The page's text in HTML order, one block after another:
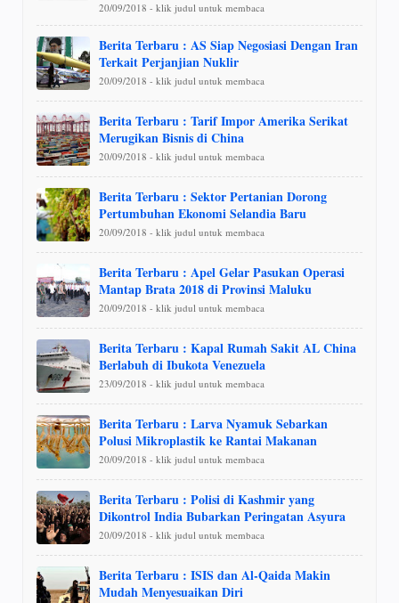
20/09/2018 - klik judul untuk membaca
Berita Terbaru : AS Siap Negosiasi Dengan Iran
Terkait Perjanjian Nuklir
20/09/2018 - klik judul untuk membaca
Berita Terbaru : Tarif Impor Amerika Serikat
Merugikan Bisnis di China
20/09/2018 - klik judul untuk membaca
Berita Terbaru : Sektor Pertanian Dorong
Pertumbuhan Ekonomi Selandia Baru
20/09/2018 - klik judul untuk membaca
Berita Terbaru : Apel Gelar Pasukan Operasi
Mantap Brata 2018 di Provinsi Maluku
20/09/2018 - klik judul untuk membaca
Berita Terbaru : Kapal Rumah Sakit AL China
Berlabuh di Ibukota Venezuela
23/09/2018 - klik judul untuk membaca
Berita Terbaru : Larva Nyamuk Sebarkan
Polusi Mikroplastik ke Rantai Makanan
20/09/2018 - klik judul untuk membaca
Berita Terbaru : Polisi di Kashmir yang
Dikontrol India Bubarkan Peringatan Asyura
20/09/2018 - klik judul untuk membaca
Berita Terbaru : ISIS dan Al-Qaida Makin
Mudah Menyesuaikan Diri